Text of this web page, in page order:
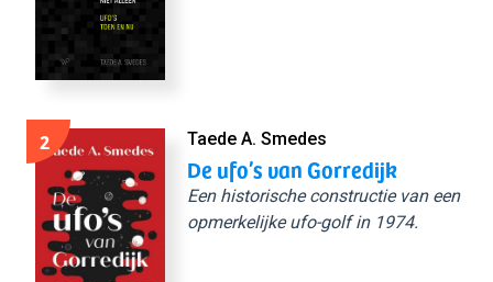
2 Taede A. Smedes
De ufo’s van Gorredijk
Een historische constructie van een
opmerkelijke ufo-golf in 1974.